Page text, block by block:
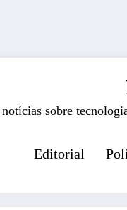
sobre
Editorial